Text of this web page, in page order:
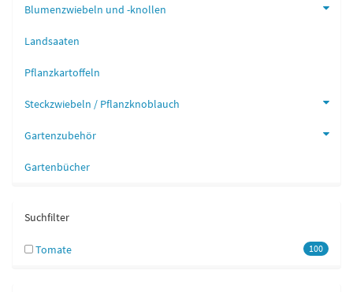
Blumenzwiebeln und -knollen
Landsaaten
Pflanzkartoffeln
Steckzwiebeln / Pflanzknoblauch
Gartenzubehör
Gartenbücher
Suchfilter
100
Tomate